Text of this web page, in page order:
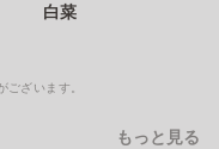
白菜
ざいます。
もっと見る